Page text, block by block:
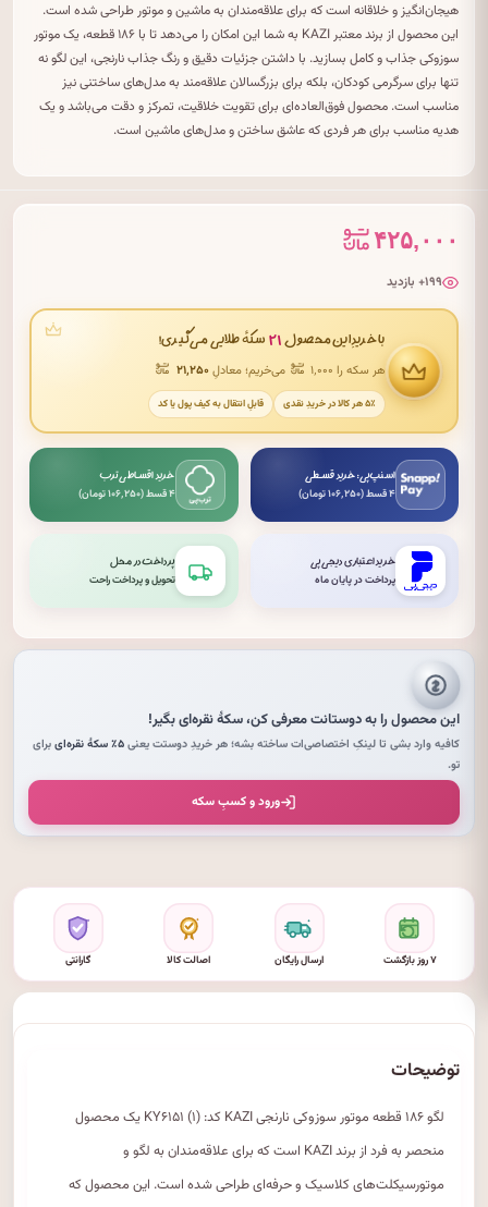
هیجان‌انگیز و خلاقانه است که برای علاقه‌مندان به ماشین و موتور طراحی شده است.
این محصول از برند معتبر KAZI به شما این امکان را می‌دهد تا با ۱۸۶ قطعه، یک موتور
سوزوکی جذاب و کامل بسازید. با داشتن جزئیات دقیق و رنگ جذاب نارنجی، این لگو نه
تنها برای سرگرمی کودکان، بلکه برای بزرگسالان علاقه‌مند به مدل‌های ساختنی نیز
مناسب است. محصول فوق‌العاده‌ای برای تقویت خلاقیت، تمرکز و دقت می‌باشد و یک
هدیه مناسب برای هر فردی که عاشق ساختن و مدل‌های ماشین است.
۴۲۵,۰۰۰
۱۹۹+ بازدید
با خریدِ این محصول ۲۱ سکهٔ طلایی می‌گیری!
هر سکه را ۱٬۰۰۰ می‌خریم؛ معادلِ۲۱٬۲۵۰
۵٪ هر کالا در خریدِ نقدی قابلِ انتقال به کیف پول یا کد
اسنپ‌پی: خرید قسطی
۴ قسط (۱۰۶٬۲۵۰ تومان)
خرید اقساطی ترب
۴ قسط (۱۰۶٬۲۵۰ تومان)
خرید اعتباری دیجی‌پی
پرداخت در پایان ماه
پرداخت در محل
تحویل و پرداخت راحت
این محصول را به دوستانت معرفی کن،سکهٔ نقره‌ایبگیر!
کافیه وارد بشی تا لینکِ اختصاصی‌ات ساخته بشه؛ هر خریدِ دوستت یعنی۵٪ سکهٔ نقره‌ای
برای
تو.
ورود و کسبِ سکه
۷ روز بازگشت ارسال رایگان اصالت کالا گارانتی
توضیحات
لگو ۱۸۶ قطعه موتور سوزوکی نارنجی KAZI کد: (۱) KY۶۱۵۱ یک محصول
منحصر به فرد از برند KAZI است که برای علاقه‌مندان به لگو و
موتورسیکلت‌های کلاسیک و حرفه‌ای طراحی شده است. این محصول که